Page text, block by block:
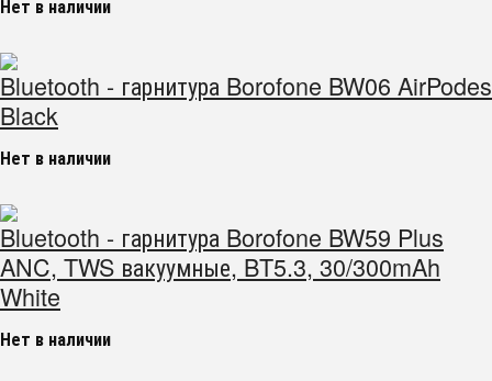
Нет в наличии
Bluetooth - гарнитура Borofone BW06 AirPodes
Black
Нет в наличии
Bluetooth - гарнитура Borofone BW59 Plus
ANC, TWS вакуумные, BT5.3, 30/300mAh
White
Нет в наличии